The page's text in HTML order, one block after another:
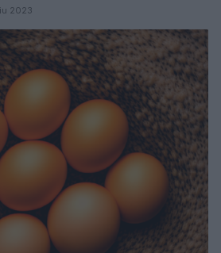
2023